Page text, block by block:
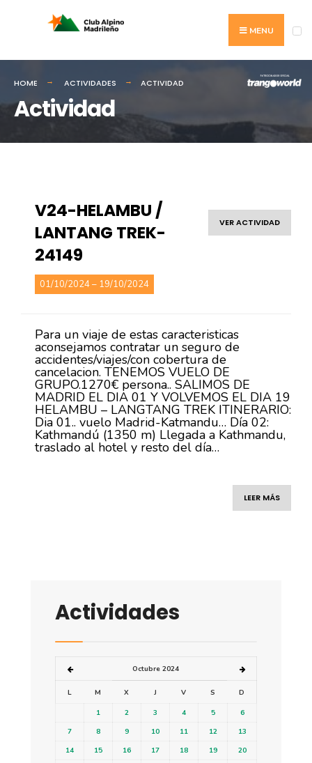
MENU
HOME ACTIVIDADES ACTIVIDAD
Actividad
VER ACTIVIDAD
V24-HELAMBU /
LANTANG TREK-
24149
01/10/2024 – 19/10/2024
Para un viaje de estas caracteristicas
aconsejamos contratar un seguro de
accidentes/viajes/con cobertura de
cancelacion. TENEMOS VUELO DE
GRUPO.1270€ persona.. SALIMOS DE
MADRID EL DIA 01 Y VOLVEMOS EL DIA 19
HELAMBU – LANGTANG TREK ITINERARIO:
Dia 01.. vuelo Madrid-Katmandu… Día 02:
Kathmandú (1350 m) Llegada a Kathmandu,
traslado al hotel y resto del día…
LEER MÁS
Actividades
Octubre 2024
L M X J V S D
1 2 3 4 5
6
7
8 9 10 11 12
13
14
15 16 17 18 19
20